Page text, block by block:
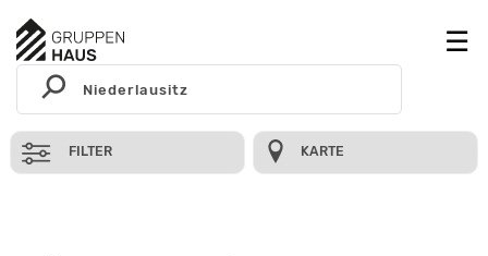
FILTER KARTE